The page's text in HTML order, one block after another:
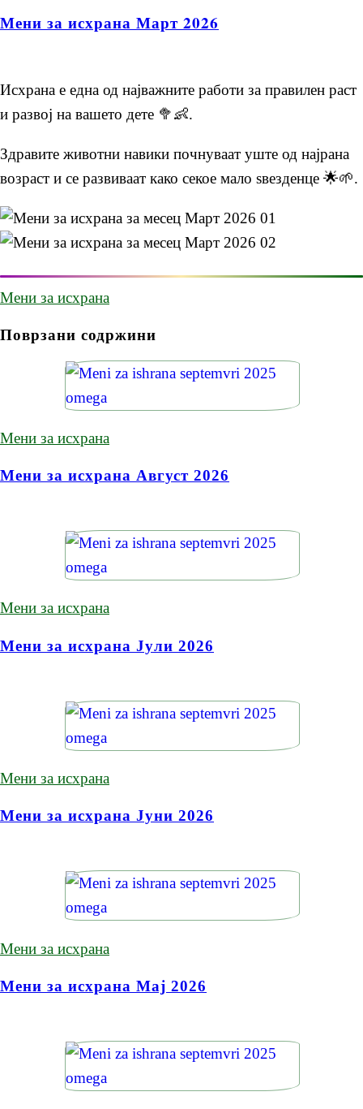
Мени за исхрана Март 2026
Исхрана е една од најважните работи за правилен раст
и развој на вашето дете 🥦👶.
Здравите животни навики почнуваат уште од најрана
возраст и се развиваат како секое мало ѕвезденце 🌟🌱.
Мени за исхрана
Поврзани содржини
Мени за исхрана
Мени за исхрана Август 2026
Мени за исхрана
Мени за исхрана Јули 2026
Мени за исхрана
Мени за исхрана Јуни 2026
Мени за исхрана
Мени за исхрана Мај 2026